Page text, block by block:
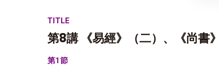
TITLE
第8講 《易經》（二）、《尚書
第1節